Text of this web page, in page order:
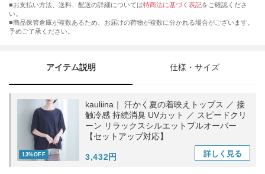
■お支払い方法、送料、配送の詳細については特商法に基づく表記をご確認くださ
い。
■商品保管倉庫が複数あるため、お届けの荷物が複数に分かれる場合がございます。
予めご了承ください。
アイテム説明 仕様・サイズ
13%OFF
kauliina｜ 汗かく夏の着映えトップス ／ 接
触冷感 持続消臭 UVカット ／ スピードクリ
ーン リラックスシルエットプルオーバー
【セットアップ対応】
3,432円 詳しく 見る